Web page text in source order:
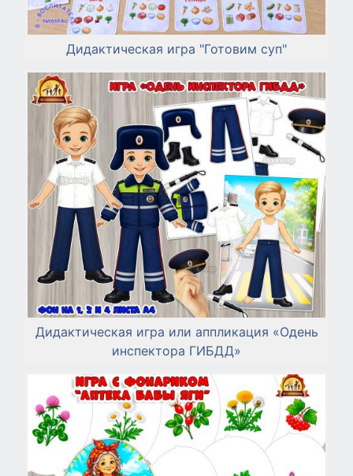
Дидактическая игра "Готовим суп"
Дидактическая игра или аппликация «Одень
инспектора ГИБДД»